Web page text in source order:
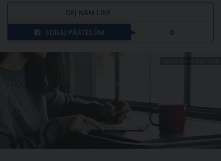
DEJ NÁM LIKE
SDÍLEJ PŘÁTELŮM 0